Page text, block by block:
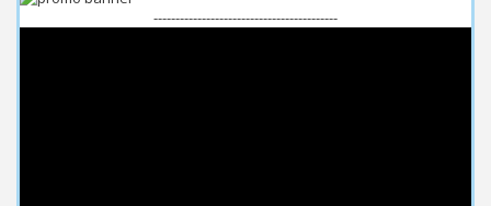
------------------------------------------